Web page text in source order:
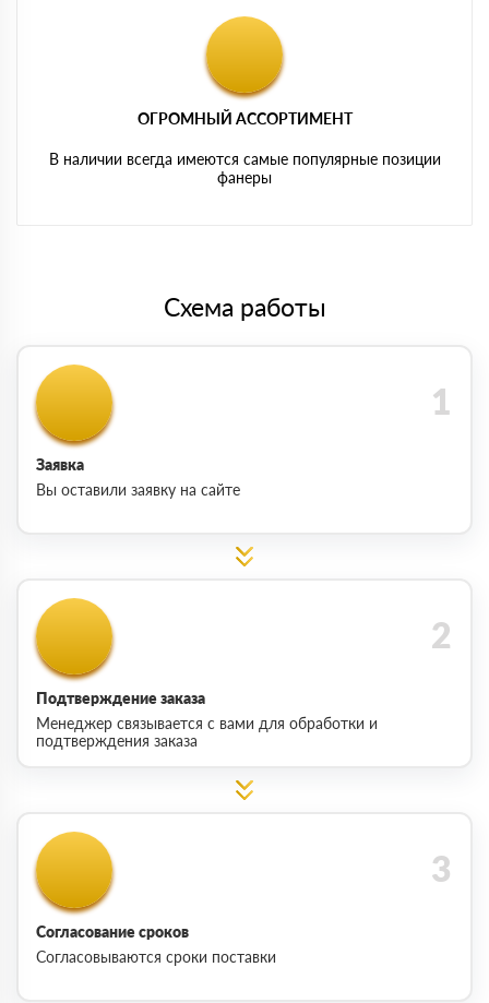
ОГРОМНЫЙ АССОРТИМЕНТ
В наличии всегда имеются самые популярные позиции
фанеры
Схема работы
Заявка
Вы оставили заявку на сайте
Подтверждение заказа
Менеджер связывается с вами для обработки и
подтверждения заказа
Согласование сроков
Согласовываются сроки поставки